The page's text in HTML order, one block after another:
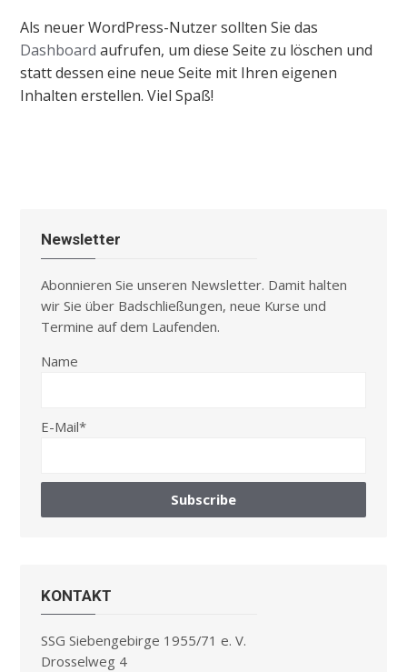
Als neuer WordPress-Nutzer sollten Sie das
Dashboard aufrufen, um diese Seite zu löschen und
statt dessen eine neue Seite mit Ihren eigenen
Inhalten erstellen. Viel Spaß!
Newsletter
Abonnieren Sie unseren Newsletter. Damit halten
wir Sie über Badschließungen, neue Kurse und
Termine auf dem Laufenden.
Name
E-Mail*
KONTAKT
SSG Siebengebirge 1955/71 e. V.
Drosselweg 4